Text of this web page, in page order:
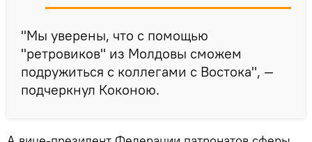
"Мы уверены, что с помощью
"ретровиков" из Молдовы сможем
подружиться с коллегами с Востока", —
подчеркнул Коконою.